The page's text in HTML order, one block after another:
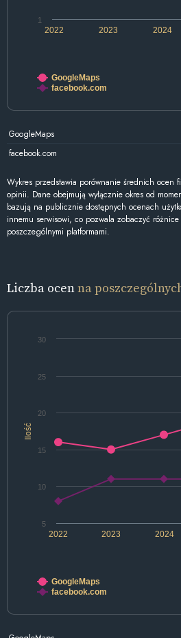
2022 2024
2023
1
GoogleMaps
facebook.com
GoogleMaps
facebook.com
Wykres przedstawia porównanie średnich ocen
opinii. Dane obejmują wyłącznie okres od
bazują na publicznie dostępnych ocenach
innemu serwisowi, co pozwala zobaczyć
poszczególnymi platformami.
Liczba ocenna
Ilość
2022 2024
2023
5
10
15
20
25
30
GoogleMaps
facebook.com